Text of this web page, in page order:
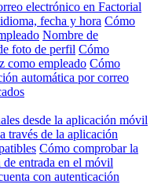
electrónico en Factorial
fecha y hora Cómo
Nombre de
foto de perfil Cómo
como empleado Cómo
automática por correo
desde la aplicación móvil
través de la aplicación
Cómo comprobar la
de entrada en el móvil
con autenticación